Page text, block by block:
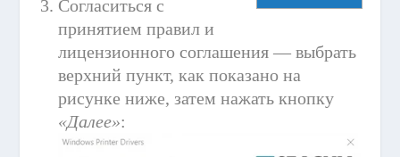
Согласиться с
принятием правил и
лицензионного соглашения — выбрать
верхний пункт, как показано на
рисунке ниже, затем нажать кнопку
«Далее»: